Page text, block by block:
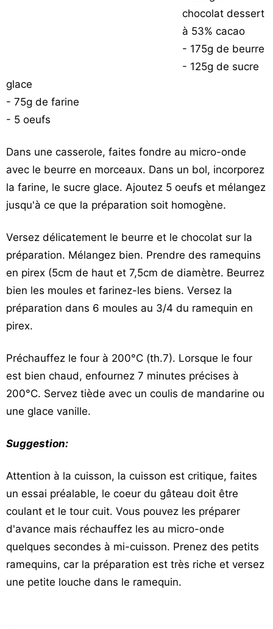
adresses
chocolat dessert
à 53% cacao
- 175g de beurre
- 125g de sucre
glace
- 75g de farine
- 5 oeufs
Dans une casserole, faites fondre au micro-onde
avec le beurre en morceaux. Dans un bol, incorporez
la farine, le sucre glace. Ajoutez 5 oeufs et mélangez
jusqu'à ce que la préparation soit homogène.
Versez délicatement le beurre et le chocolat sur la
préparation. Mélangez bien. Prendre des ramequins
en pirex (5cm de haut et 7,5cm de diamètre. Beurrez
bien les moules et farinez-les biens. Versez la
préparation dans 6 moules au 3/4 du ramequin en
pirex.
Préchauffez le four à 200°C (th.7). Lorsque le four
est bien chaud, enfournez 7 minutes précises à
200°C. Servez tiède avec un coulis de mandarine ou
une glace vanille.
Suggestion:
Attention à la cuisson, la cuisson est critique, faites
un essai préalable, le coeur du gâteau doit être
coulant et le tour cuit. Vous pouvez les préparer
d'avance mais réchauffez les au micro-onde
quelques secondes à mi-cuisson. Prenez des petits
ramequins, car la préparation est très riche et versez
une petite louche dans le ramequin.